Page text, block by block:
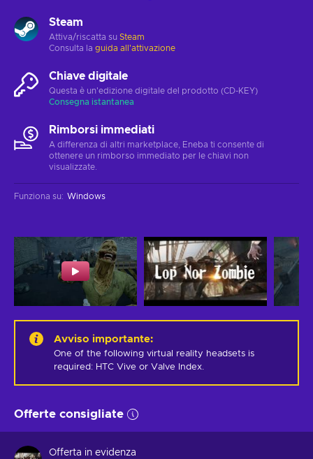
Steam
Attiva/riscatta su Steam
Consulta la guida all'attivazione
Chiave digitale
Questa è un'edizione digitale del prodotto (CD-KEY)
Consegna istantanea
Rimborsi immediati
A differenza di altri marketplace, Eneba ti consente di
ottenere un rimborso immediato per le chiavi non
visualizzate.
Funziona su: Windows
Avviso importante:
One of the following virtual reality headsets is
required: HTC Vive or Valve Index.
Offerte consigliate
Offerta in evidenza